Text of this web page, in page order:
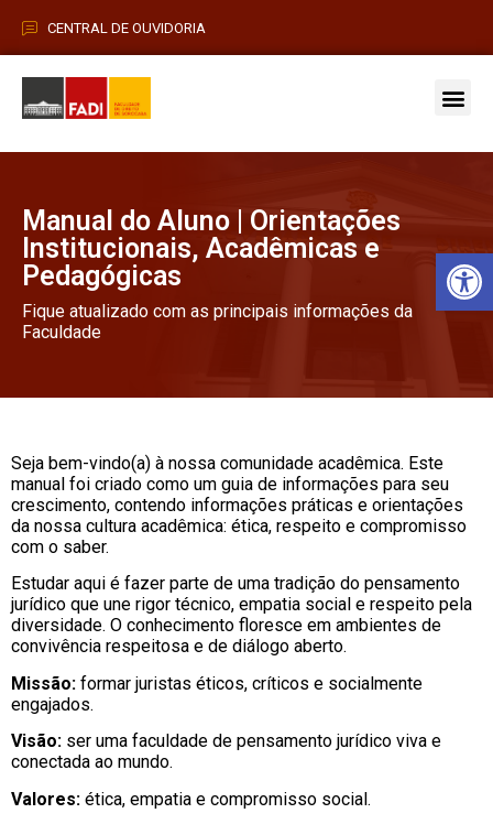
CENTRAL DE OUVIDORIA
Manual do Aluno | Orientações
Institucionais, Acadêmicas e
Pedagógicas
Fique atualizado com as principais informações da
Faculdade
Seja bem-vindo(a) à nossa comunidade acadêmica. Este
manual foi criado como um guia de informações para seu
crescimento, contendo informações práticas e orientações
da nossa cultura acadêmica: ética, respeito e compromisso
com o saber.
Estudar aqui é fazer parte de uma tradição do pensamento
jurídico que une rigor técnico, empatia social e respeito pela
diversidade. O conhecimento floresce em ambientes de
convivência respeitosa e de diálogo aberto.
Missão: formar juristas éticos, críticos e socialmente
engajados.
Visão: ser uma faculdade de pensamento jurídico viva e
conectada ao mundo.
Valores: ética, empatia e compromisso social.
Barra de